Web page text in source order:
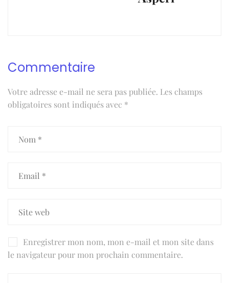
Commentaire
Votre adresse e-mail ne sera pas publiée. Les champs
obligatoires sont indiqués avec *
Enregistrer mon nom, mon e-mail et mon site dans
le navigateur pour mon prochain commentaire.